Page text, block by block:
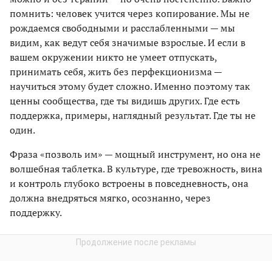
помнить: человек учится через копирование. Мы не
рождаемся свободными и расслабленными — мы
видим, как ведут себя значимые взрослые. И если в
вашем окружении никто не умеет отпускать,
принимать себя, жить без перфекционизма —
научиться этому будет сложно. Именно поэтому так
ценны сообщества, где ты видишь других. Где есть
поддержка, примеры, наглядный результат. Где ты не
один.
Фраза «позволь им» — мощный инструмент, но она не
волшебная таблетка. В культуре, где тревожность, вина
и контроль глубоко встроены в повседневность, она
должна внедряться мягко, осознанно, через
поддержку.